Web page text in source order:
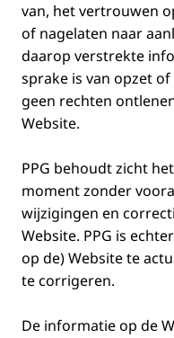
van, het vertrouwen
of nagelaten naar
daarop verstrekte
sprake is van opzet
geen rechten
Website.
PPG behoudt zicht
moment zonder
wijzigingen en
Website. PPG is
op de) Website te
te corrigeren.
De informatie op de